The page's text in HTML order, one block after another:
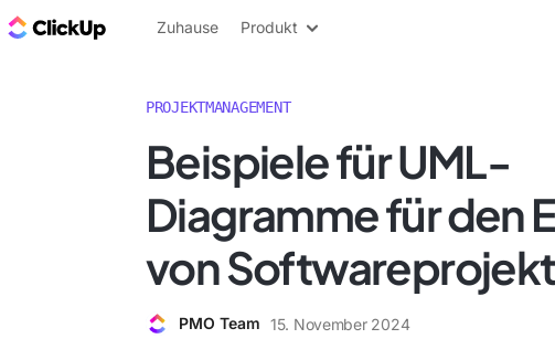
ClickUp Blog
Zuhause Produkt
PROJEKTMANAGEMENT
Beispiele für UML-
Diagramme für den
von
PMO Team 15. November 2024